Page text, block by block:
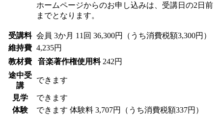
ホームページからのお申し込みは、受講日の2日前
までとなります。
受講料 会員 3か月 11回 36,300円（うち消費税額3,300円）
維持費 4,235円
教材費
音楽著作権使用料 242円
途中受
講
できます
見学
できます
体験
できます 体験料 3,707円（うち消費税額337円）